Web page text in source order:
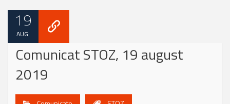
19
AUG.
Comunicat STOZ, 19 august
2019